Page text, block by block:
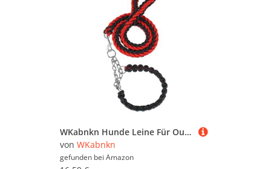
Möbelsortiment sämtlicher Leitern. Oder suchen
Sie gezielt nach Möbeln von WKabnkn? Dann
besuchen Sie unsere Abteilung mit sämtlichen
Möbeln der Marke WKabnkn. Mit Hilfe der Filter
oben auf der Seite können Sie auch gezielt
Leitern von anderen Marken ansehen und in
bestimmten Preiskategorien sowie nach
reduzierten Angeboten suchen. Lassen Sie sich
inspirieren - wir wünschen Ihnen viel Spaß dabei!
WKabnkn Hunde Leine Für Outdoor Walking Nopull Haustiertraining Leiter Praktisches Nylon Leine Einstellbares Traktionsseil Für Große Hunde Blei
von WKabnkn
gefunden bei Amazon